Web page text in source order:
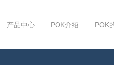
产品中心 POK介绍 POK